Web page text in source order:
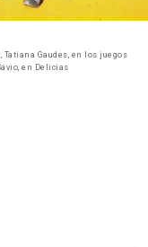
Gaudes, en los juegos
en Delicias